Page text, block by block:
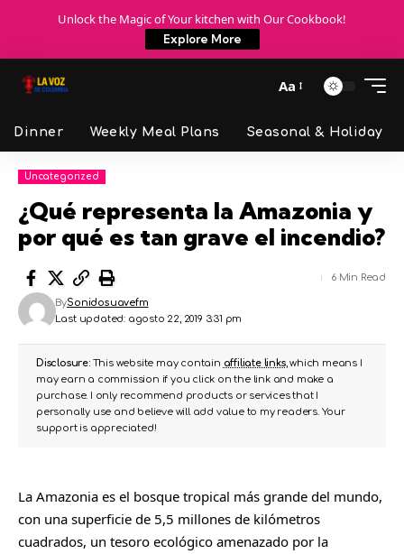
Unlock the Magic of Your kitchen with Our Cookbook!
Explore More
Aa
Dinner Weekly Meal Plans Seasonal & Holiday
Uncategorized
¿Qué representa la Amazonia y
por qué es tan grave el incendio?
Last updated: agosto 22, 2019 3:31 pm
BySonidosuavefm
6 Min Read
Disclosure:This website may contain affiliate links, which means I
may earn a commission if you click on the link and make a
purchase. I only recommend products or services that I
personally use and believe will add value to my readers. Your
support is appreciated!
La Amazonia es el bosque tropical más grande del mundo,
con una superficie de 5,5 millones de kilómetros
cuadrados, un tesoro ecológico amenazado por la